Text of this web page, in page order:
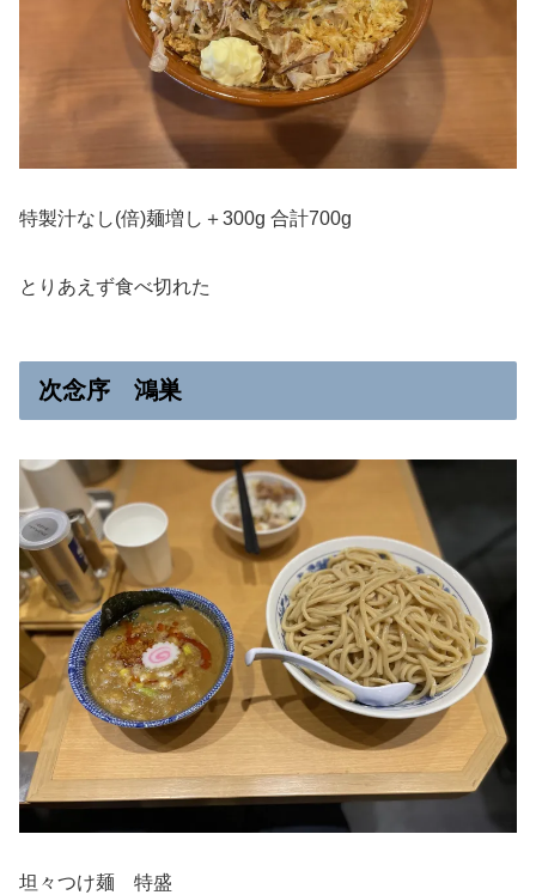
特製汁なし(倍)麺増し＋300g 合計700g
とりあえず食べ切れた
次念序 鴻巣
坦々つけ麺 特盛